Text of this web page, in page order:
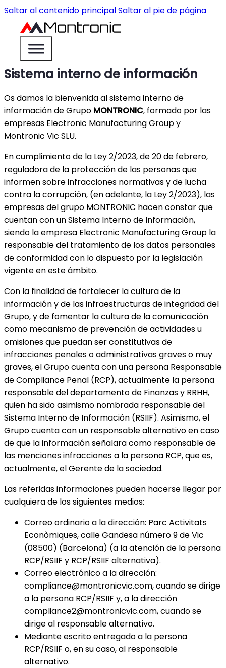
Saltar al contenido principalSaltar al pie de página
Sistema interno de información
Os damos la bienvenida al sistema interno de
información de Grupo MONTRONIC, formado por las
empresas Electronic Manufacturing Group y
Montronic Vic SLU.
En cumplimiento de la Ley 2/2023, de 20 de febrero,
reguladora de la protección de las personas que
informen sobre infracciones normativas y de lucha
contra la corrupción, (en adelante, la Ley 2/2023), las
empresas del grupo MONTRONIC hacen constar que
cuentan con un Sistema Interno de Información,
siendo la empresa Electronic Manufacturing Group la
responsable del tratamiento de los datos personales
de conformidad con lo dispuesto por la legislación
vigente en este ámbito.
Con la finalidad de fortalecer la cultura de la
información y de las infraestructuras de integridad del
Grupo, y de fomentar la cultura de la comunicación
como mecanismo de prevención de actividades u
omisiones que puedan ser constitutivas de
infracciones penales o administrativas graves o muy
graves, el Grupo cuenta con una persona Responsable
de Compliance Penal (RCP), actualmente la persona
responsable del departamento de Finanzas y RRHH,
quien ha sido asimismo nombrada responsable del
Sistema Interno de Información (RSIIF). Asimismo, el
Grupo cuenta con un responsable alternativo en caso
de que la información señalara como responsable de
las menciones infracciones a la persona RCP, que es,
actualmente, el Gerente de la sociedad.
Las referidas informaciones pueden hacerse llegar por
cualquiera de los siguientes medios:
Correo ordinario a la dirección: Parc Activitats
Econòmiques, calle Gandesa número 9 de Vic
(08500) (Barcelona) (a la atención de la persona
RCP/RSIIF y RCP/RSIIF alternativa).
Correo electrónico a la dirección:
compliance@montronicvic.com, cuando se dirige
a la persona RCP/RSIIF y, a la dirección
compliance2@montronicvic.com, cuando se
dirige al responsable alternativo.
Mediante escrito entregado a la persona
RCP/RSIIF o, en su caso, al responsable
alternativo.